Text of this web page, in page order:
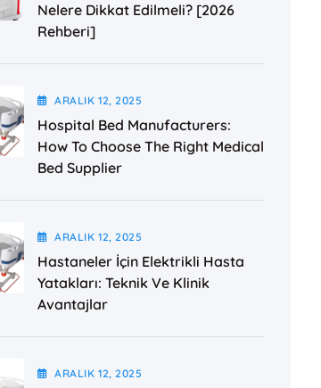
Nelere Dikkat Edilmeli? [2026
Rehberi]
ARALIK 12, 2025
Hospital Bed Manufacturers:
How To Choose The Right Medical
Bed Supplier
ARALIK 12, 2025
Hastaneler İçin Elektrikli Hasta
Yatakları: Teknik Ve Klinik
Avantajlar
ARALIK 12, 2025